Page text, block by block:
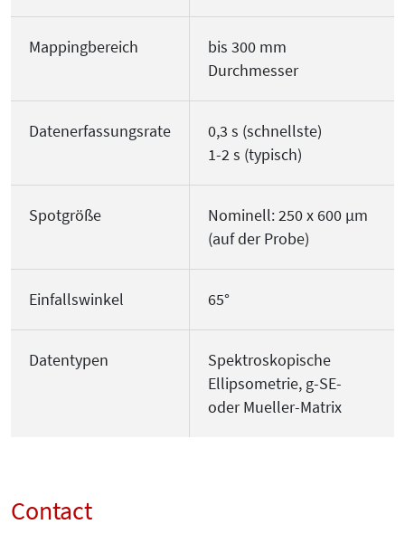
Mappingbereich
bis 300 mm
Durchmesser
Datenerfassungsrate
0,3 s (schnellste)
1-2 s (typisch)
Spotgröße
Nominell: 250 x 600 µm
(auf der Probe)
Einfallswinkel 65°
Datentypen
Spektroskopische
Ellipsometrie, g-SE-
oder Mueller-Matrix
Contact